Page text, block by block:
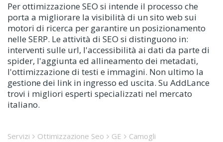
Per ottimizzazione SEO si intende il processo che
porta a migliorare la visibilità di un sito web sui
motori di ricerca per garantire un posizionamento
nelle SERP. Le attività di SEO si distinguono in:
interventi sulle url, l'accessibilità ai dati da parte di
spider, l'aggiunta ed allineamento dei metadati,
l'ottimizzazione di testi e immagini. Non ultimo la
gestione dei link in ingresso ed uscita. Su AddLance
trovi i migliori esperti specializzati nel mercato
italiano.
Servizi Ottimizzazione Seo GE Camogli